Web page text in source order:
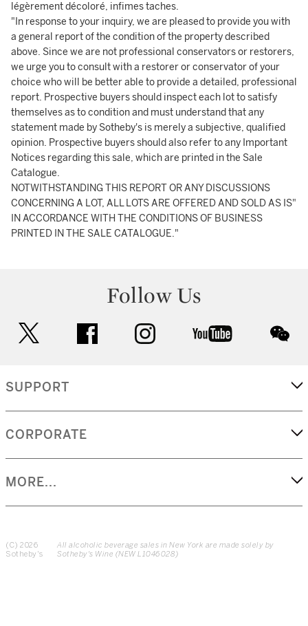
légèrement décoloré, infimes taches.
"In response to your inquiry, we are pleased to provide you with
a general report of the condition of the property described
above. Since we are not professional conservators or restorers,
we urge you to consult with a restorer or conservator of your
choice who will be better able to provide a detailed, professional
report. Prospective buyers should inspect each lot to satisfy
themselves as to condition and must understand that any
statement made by Sotheby's is merely a subjective, qualified
opinion. Prospective buyers should also refer to any Important
Notices regarding this sale, which are printed in the Sale
Catalogue.
NOTWITHSTANDING THIS REPORT OR ANY DISCUSSIONS
CONCERNING A LOT, ALL LOTS ARE OFFERED AND SOLD AS IS"
IN ACCORDANCE WITH THE CONDITIONS OF BUSINESS
PRINTED IN THE SALE CATALOGUE."
Follow Us
facebook instagram youtube
SUPPORT
CORPORATE
MORE...
(C) 2026
Sotheby's
All alcoholic beverage sales in New York are made solely by
Sotheby's Wine (NEW L1046028)